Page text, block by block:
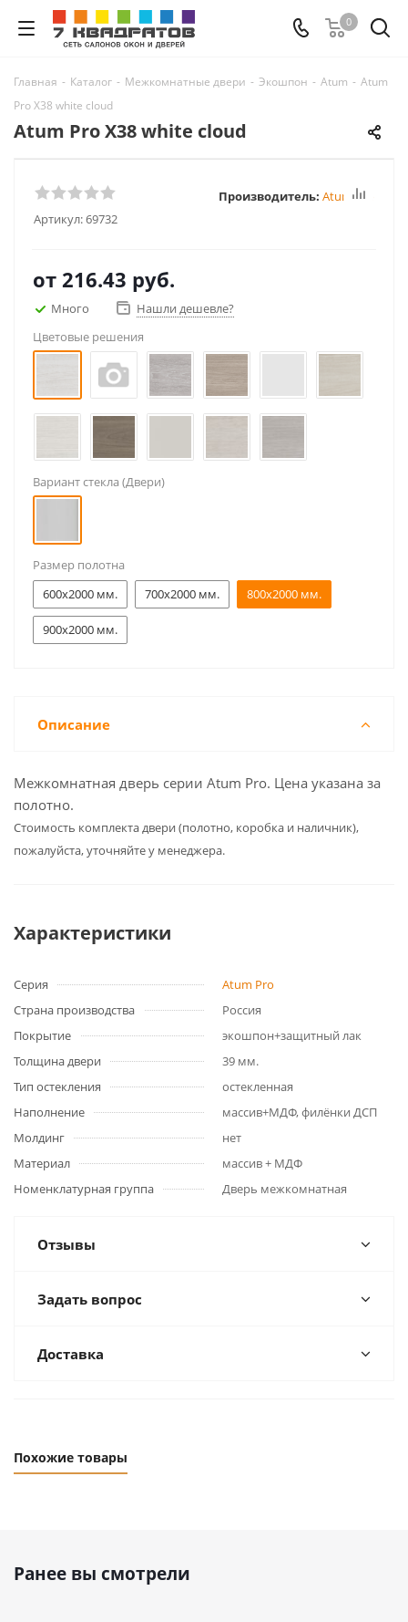
0
Главная - Каталог - Межкомнатные двери - Экошпон - Atum - Atum
Pro Х38 white cloud
Atum Pro Х38 white cloud
Артикул:69732
Производитель: Atum Pro
от 216.43 руб.
Много
Нашли дешевле?
Цветовые решения
Вариант стекла (Двери)
Размер полотна
600x2000 мм.
700x2000 мм. 800x2000 мм.
900x2000 мм.
Описание
Межкомнатная дверь серии Atum Pro. Цена указана за
полотно.
Cтоимость комплекта двери (полотно, коробка и наличник),
пожалуйста, уточняйте у менеджера.
Характеристики
Серия
Atum Pro
Страна производства
Россия
Покрытие
экошпон+защитный лак
Толщина двери
39 мм.
Тип остекления
остекленная
Наполнение
массив+МДФ, филёнки ДСП
Молдинг
нет
Материал
массив + МДФ
Номенклатурная группа
Дверь межкомнатная
Отзывы
Задать вопрос
Доставка
Похожие товары
Ранее вы смотрели